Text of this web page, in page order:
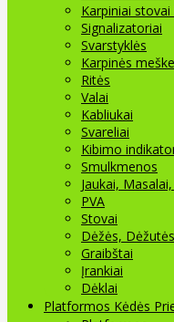
Karpiniai stovai
Signalizatoriai
Svarstyklės
Karpinės
Ritės
Valai
Kabliukai
Svareliai
Kibimo
Smulkmenos
Jaukai,
PVA
Stovai
Dėžės,
Graibštai
Įrankiai
Dėklai
Platformos Kėdės